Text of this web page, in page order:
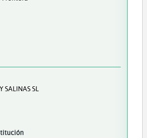
SALINAS SL